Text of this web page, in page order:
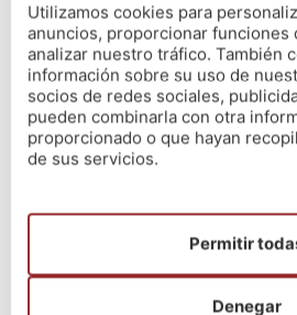
Mensaje
He leido y acepto la política
¡Escríbenos por
Utilizamos cookies para
anuncios, proporcionar funciones
analizar nuestro tráfico. También
información sobre su uso de
socios de redes sociales,
pueden combinarla con otra
proporcionado o que hayan
de sus servicios.
Denegar
Permitir